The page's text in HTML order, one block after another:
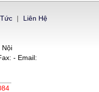
| Liên Hệ
Nội
- Email: